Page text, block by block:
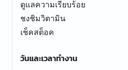
ดูแลความเรียบร้อย
ชงชิมวิตามิน
เช็คสต็อค
วันและเวลาทำงาน